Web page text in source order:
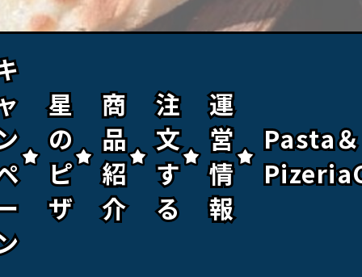
星
の
ピ
ザ
星
の
ピ
ザ
商
品
紹
介
商
品
紹
介
注
文
す
る
注
文
す
る
運
営
情
報
運
営
情
報
Pasta＆
Pasta＆